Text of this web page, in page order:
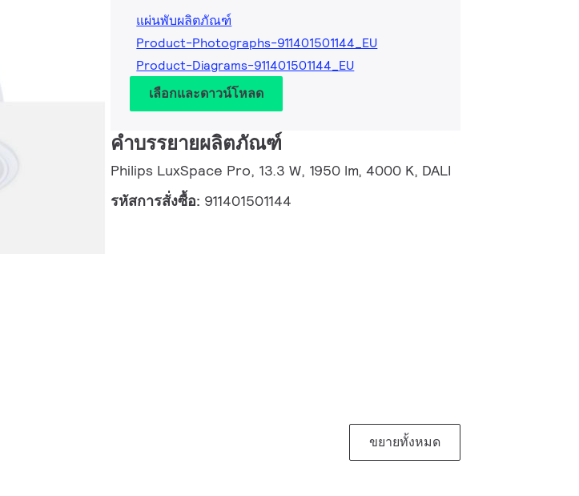
แผ่นพับผลิตภัณฑ์
Product-Photographs-911401501144_EU
Product-Diagrams-911401501144_EU
เลือกและดาวน์โหลด
คำบรรยายผลิตภัณฑ์
Philips LuxSpace Pro, 13.3 W, 1950 lm, 4000 K, DALI
รหัสการสั่งซื้อ: 911401501144
ขยายทั้งหมด